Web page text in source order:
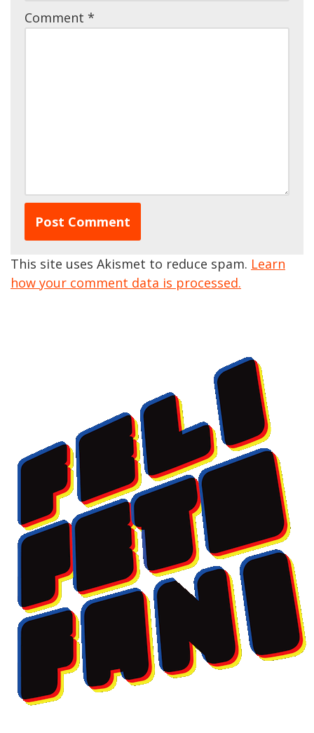
Comment *
This site uses Akismet to reduce spam. Learn
how your comment data is processed.